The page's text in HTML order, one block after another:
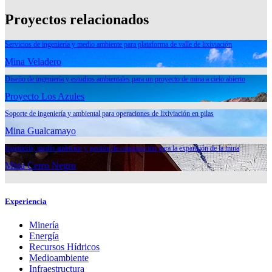
Proyectos relacionados
Servicios de ingeniería y medio ambiente para plataforma de valle de lixiviación
Mina Veladero
Diseño de ingeniería y estudios ambientales para un proyecto de mina a cielo abierto
Proyecto Los Azules
Soporte de ingeniería y ambiental para operaciones de lixiviación en pilas
Mina Gualcamayo
Ingeniería, medio ambiente y gestión de construcción para la expansión de la mina
Mina Cerro Negro
Experiencia
Minería
Energía
Recursos Hídricos
Medioambiente
Infraestructura